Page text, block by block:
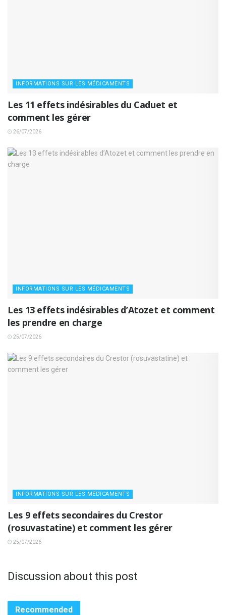
INFORMATIONS SUR LES MÉDICAMENTS
Les 11 effets indésirables du Caduet et
comment les gérer
26/07/2026
INFORMATIONS SUR LES MÉDICAMENTS
Les 13 effets indésirables d’Atozet et comment
les prendre en charge
25/07/2026
INFORMATIONS SUR LES MÉDICAMENTS
Les 9 effets secondaires du Crestor
(rosuvastatine) et comment les gérer
25/07/2026
Discussion about this post
Recommended